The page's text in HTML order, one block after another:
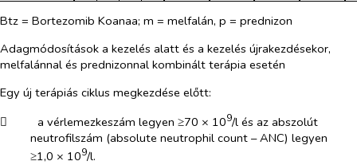
Btz = Bortezomib Koanaa; m = melfalán, p = prednizon
Adagmódosítások a kezelés alatt és a kezelés újrakezdésekor,
melfalánnal és prednizonnal kombinált terápia esetén
Egy új terápiás ciklus megkezdése előtt:
​
a vérlemezkeszám legyen ≥70 × 109/l és az abszolút
neutrofilszám (absolute neutrophil count– ANC) legyen
≥1,0 × 109/l.